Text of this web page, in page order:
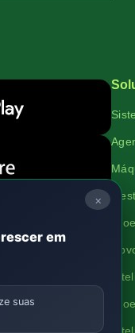
×
em
suas